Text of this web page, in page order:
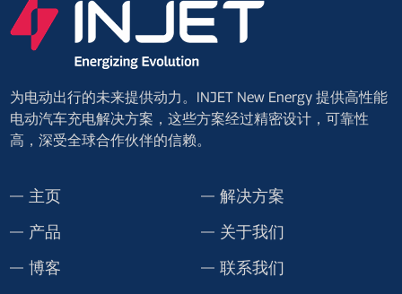
为电动出行的未来提供动力。INJET New Energy 提供高性能
电动汽车充电解决方案，这些方案经过精密设计，可靠性
高，深受全球合作伙伴的信赖。
主页
解决方案
产品
关于我们
博客
联系我们